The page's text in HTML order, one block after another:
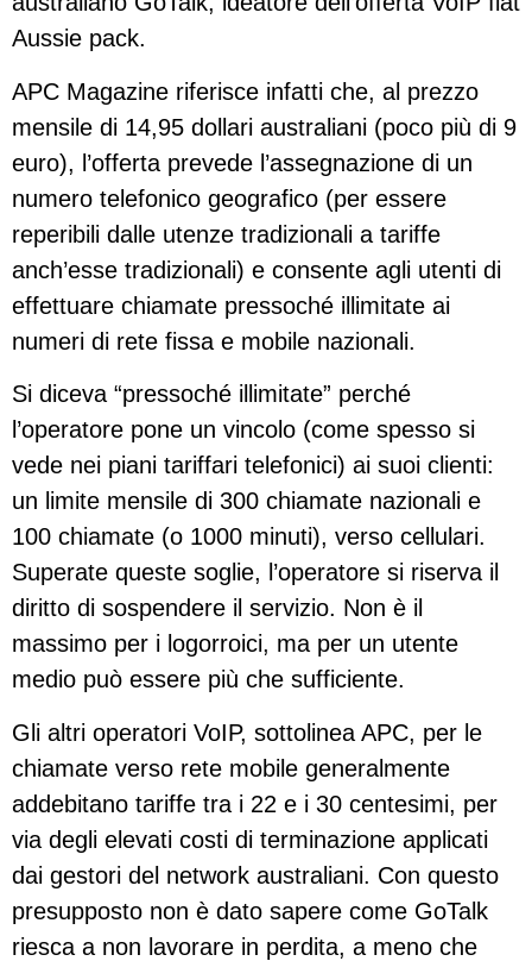
Aussie pack.
APC Magazine riferisce infatti che, al prezzo
mensile di 14,95 dollari australiani (poco più di 9
euro), l’offerta prevede l’assegnazione di un
numero telefonico geografico (per essere
reperibili dalle utenze tradizionali a tariffe
anch’esse tradizionali) e consente agli utenti di
effettuare chiamate pressoché illimitate ai
numeri di rete fissa e mobile nazionali.
Si diceva “pressoché illimitate” perché
l’operatore pone un vincolo (come spesso si
vede nei piani tariffari telefonici) ai suoi clienti:
un limite mensile di 300 chiamate nazionali e
100 chiamate (o 1000 minuti), verso cellulari.
Superate queste soglie, l’operatore si riserva il
diritto di sospendere il servizio. Non è il
massimo per i logorroici, ma per un utente
medio può essere più che sufficiente.
Gli altri operatori VoIP, sottolinea APC, per le
chiamate verso rete mobile generalmente
addebitano tariffe tra i 22 e i 30 centesimi, per
via degli elevati costi di terminazione applicati
dai gestori del network australiani. Con questo
presupposto non è dato sapere come GoTalk
riesca a non lavorare in perdita, a meno che